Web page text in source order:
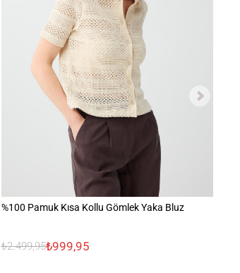
%100 Pamuk Kısa Kollu Gömlek Yaka Bluz
₺2.499,95₺999,95